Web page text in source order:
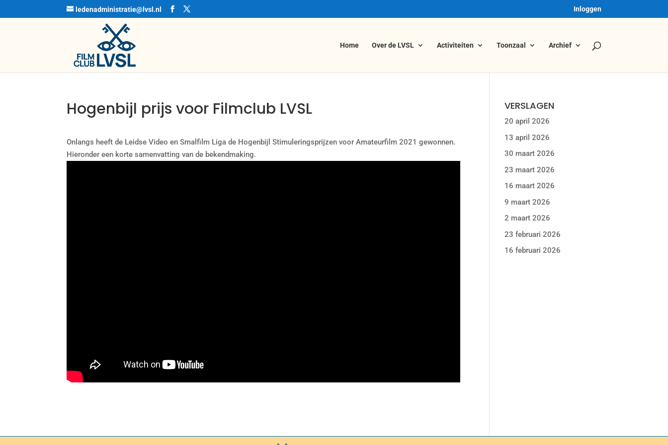
ledenadministratie@lvsl.nl Inloggen
Home Over de LVSL Activiteiten Toonzaal Archief
Hogenbijl prijs voor Filmclub LVSL
Onlangs heeft de Leidse Video en Smalfilm Liga de Hogenbijl Stimuleringsprijzen voor Amateurfilm 2021 gewonnen.
Hieronder een korte samenvatting van de bekendmaking.
VERSLAGEN
20 april 2026
13 april 2026
30 maart 2026
23 maart 2026
16 maart 2026
9 maart 2026
2 maart 2026
23 februari 2026
16 februari 2026